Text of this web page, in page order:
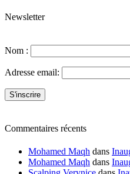
Newsletter
Nom :
Adresse email:
Commentaires récents
Mohamed Maqh dans
Mohamed Maqh dans